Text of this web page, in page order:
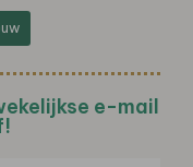
e-mail